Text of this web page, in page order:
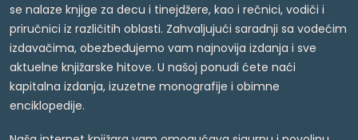
se nalaze knjige za decu i tinejdžere, kao i rečnici, vodiči i
priručnici iz različitih oblasti. Zahvaljujući saradnji sa vodećim
izdavačima, obezbeđujemo vam najnovija izdanja i sve
aktuelne knjižarske hitove. U našoj ponudi ćete naći
kapitalna izdanja, izuzetne monografije i obimne
enciklopedije.